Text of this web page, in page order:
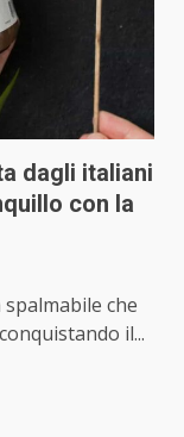
dagli italiani
con la
che
il...